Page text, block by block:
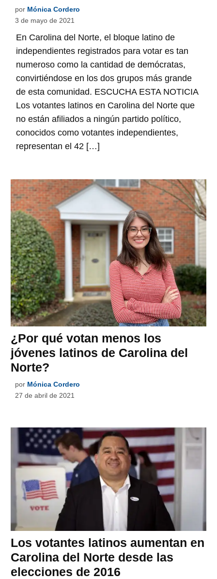
por Mónica Cordero
3 de mayo de 2021
En Carolina del Norte, el bloque latino de
independientes registrados para votar es tan
numeroso como la cantidad de demócratas,
convirtiéndose en los dos grupos más grande
de esta comunidad. ESCUCHA ESTA NOTICIA
Los votantes latinos en Carolina del Norte que
no están afiliados a ningún partido político,
conocidos como votantes independientes,
representan el 42 […]
¿Por qué votan menos los
jóvenes latinos de Carolina del
Norte?
por Mónica Cordero
27 de abril de 2021
Los votantes latinos aumentan en
Carolina del Norte desde las
elecciones de 2016